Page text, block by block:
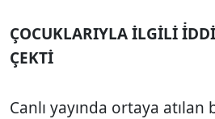
ÇOCUKLARIYLA İLGİLİ
ÇEKTİ
Canlı yayında ortaya